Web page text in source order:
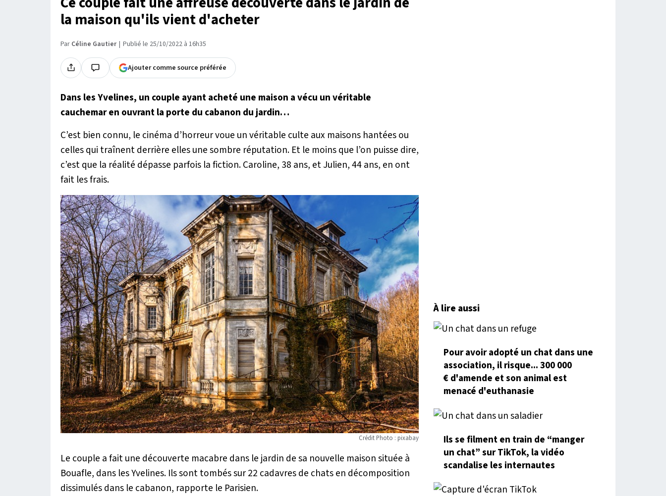
la maison qu'ils vient d'acheter
Par Céline Gautier Publié le 25/10/2022 à 16h35
Ajouter comme source préférée
Dans les Yvelines, un couple ayant acheté une maison a vécu un véritable
cauchemar en ouvrant la porte du cabanon du jardin…
C’est bien connu, le cinéma d’horreur voue un véritable culte aux maisons hantées ou
celles qui traînent derrière elles une sombre réputation. Et le moins que l’on puisse dire,
c’est que la réalité dépasse parfois la fiction. Caroline, 38 ans, et Julien, 44 ans, en ont
fait les frais.
Crédit Photo : pixabay
Le couple a fait une découverte macabre dans le jardin de sa nouvelle maison située à
Bouafle, dans les Yvelines. Ils sont tombés sur 22 cadavres de chats en décomposition
dissimulés dans le cabanon, rapporte le Parisien.
À lire aussi
Pour avoir adopté un chat dans une
association, il risque... 300 000
€ d'amende et son animal est
menacé d'euthanasie
Ils se filment en train de “manger
un chat” sur TikTok, la vidéo
scandalise les internautes